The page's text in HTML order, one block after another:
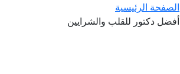
الصفحة الرئيسية
أفضل دكتور للقلب والشرايين